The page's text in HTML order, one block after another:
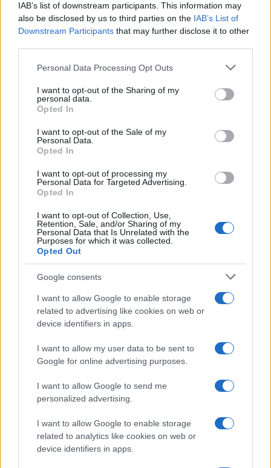
IAB’s list of downstream participants. This information may
also be disclosed by us to third parties on the IAB’s List of
Downstream Participants that may further disclose it to other
Please note that this website/app uses one or more Google
not limited to your visit or usage behaviour. You may click to
grant or deny consent to Google and its third-party tags to
use your data for below specified purposes in below Google
consent section.
Personal Data Processing Opt Outs
I want to opt-out of the Sharing of my
personal data.
Opted In
I want to opt-out of the Sale of my
Personal Data.
Opted In
I want to opt-out of processing my
Personal Data for Targeted Advertising.
Opted In
I want to opt-out of Collection, Use,
Retention, Sale, and/or Sharing of my
Personal Data that Is Unrelated with the
Purposes for which it was collected.
Opted Out
Google consents
I want to allow Google to enable storage
related to advertising like cookies on web or
device identifiers in apps.
I want to allow my user data to be sent to
Google for online advertising purposes.
I want to allow Google to send me
personalized advertising.
I want to allow Google to enable storage
related to analytics like cookies on web or
device identifiers in apps.
Impostazioni telefono e avvisi: ecosistema per
attenzione sana
PIÙ LETTI
Elettrici e Musica in Sinfonia
Rilancio degli impianti sciistici in Val Vigezzo, Val
Scoperte carcasse di moto e motori in container
destinati al Senegal
Muniain brilla in maglia blu e granata.
Nuova Zelanda: ondata di freddo eccezionale porta
neve a bassa quota
Sportmagazine: notizie, approfondimenti e classifiche su
calcio, basket, tennis, ciclismo, motori, Formula 1,
MotoGP e Olimpiadi. Le ultime news dalle competizioni
interviste ai protagonisti e i risultati in tempo reale di tutte
le discipline che fanno emozionare gli appassionati di